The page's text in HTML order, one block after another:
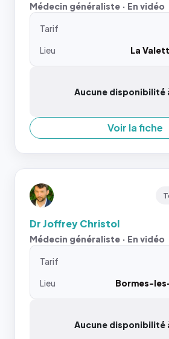
Médecin généraliste · En vidéo
Tarif
Lieu
La
Aucune disponibilité
Voir la fiche
Dr Joffrey Christol
Médecin généraliste · En vidéo
Tarif
Lieu
Bormes-
Aucune disponibilité